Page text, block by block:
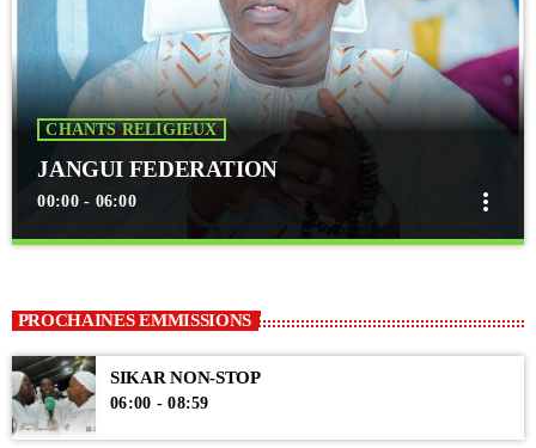
CHANTS RELIGIEUX
JANGUI FEDERATION
00:00 - 06:00 more_vert
Chaque nuit du samedi au dimanche, les dahiras se mobilisent lors des
chants religieux organisés par la Fédération des Dahiras...
PROCHAINES EMMISSIONS
SIKAR NON-STOP
06:00 - 08:59